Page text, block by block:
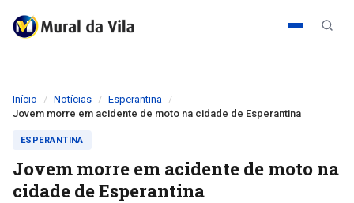
Início Notícias
Esperantina
Jovem morre em acidente de moto na cidade de Esperantina
ESPERANTINA
Jovem morre em acidente de moto na
cidade de Esperantina